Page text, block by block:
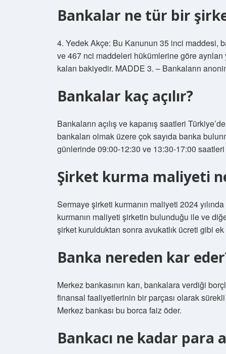
Bankalar ne tür bir
4. Yedek Akçe: Bu Kanunun 35 inci maddesi,
ve 467 nci maddeleri hükümlerine göre
kalan bakiyedir. MADDE 3. – Bankaların
Bankalar kaç açılır?
Bankaların açılış ve kapanış saatleri
bankaları olmak üzere çok sayıda banka
günlerinde 09:00-12:30 ve 13:30-17:00 saatleri
Şirket kurma maliyeti
Sermaye şirketi kurmanın maliyeti 2024
kurmanın maliyeti şirketin bulunduğu ile ve
şirket kurulduktan sonra avukatlık ücreti gibi
Banka nereden kar
Merkez bankasının karı, bankalara verdiği
finansal faaliyetlerinin bir parçası olarak
Merkez bankası bu borca ​​faiz öder.
Bankacı ne kadar para